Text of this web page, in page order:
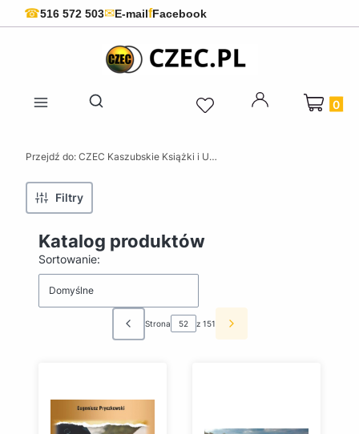
☎516 572 503✉E-mailfFacebook
Otwórz wyszukiwarkę
Produkty
Przejdź do: CZEC Kaszubskie Książki i Upominki - Pamiątki z Kaszub
Filtry
Katalog produktów
Lista produktów
Sortowanie:
Domyślne
Poprzednie produkty
Strona z 151 Następne produkty